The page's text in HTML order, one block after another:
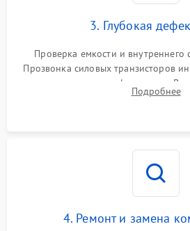
3. Глубокая
Проверка емкости и внутреннего
Прозвонка силовых транзисторов
переключения и трансформатора.
конденсаторов и прогаров на
Подробнее
4. Ремонт и замена